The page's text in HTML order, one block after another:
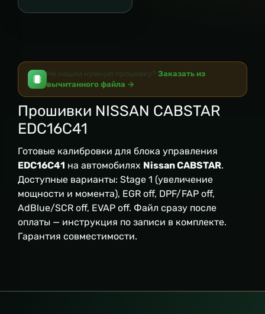
Не нашли нужную прошивку? Заказать из
вычитанного файла →
Прошивки NISSAN CABSTAR
EDC16C41
Готовые калибровки для блока управления
EDC16C41 на автомобилях Nissan CABSTAR.
Доступные варианты: Stage 1 (увеличение
мощности и момента), EGR off, DPF/FAP off,
AdBlue/SCR off, EVAP off. Файл сразу после
оплаты — инструкция по записи в комплекте.
Гарантия совместимости.